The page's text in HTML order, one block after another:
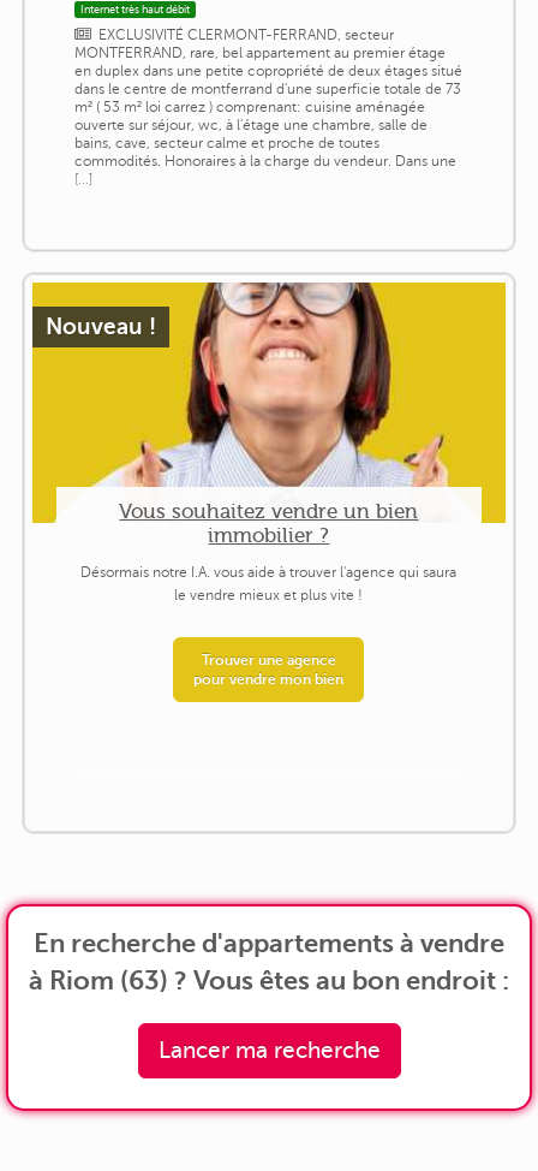
Internet très haut débit
EXCLUSIVITÉ CLERMONT-FERRAND, secteur
MONTFERRAND, rare, bel appartement au premier étage
en duplex dans une petite copropriété de deux étages situé
dans le centre de montferrand d'une superficie totale de 73
m² ( 53 m² loi carrez ) comprenant: cuisine aménagée
ouverte sur séjour, wc, à l'étage une chambre, salle de
bains, cave, secteur calme et proche de toutes
commodités. Honoraires à la charge du vendeur. Dans une
[...]
Nouveau !
Vous souhaitez vendre un bien
immobilier ?
Désormais notre I.A. vous aide à trouver l'agence qui saura
le vendre mieux et plus vite !
Trouver une agence
pour vendre mon bien
En recherche d'appartements à vendre
à Riom (63) ? Vous êtes au bon endroit :
Lancer ma recherche